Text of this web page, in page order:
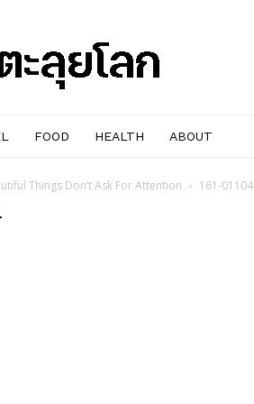
ตะลุย
โลก
FOOD HEALTH ABOUT
Things Don’t Ask For Attention 161-01104